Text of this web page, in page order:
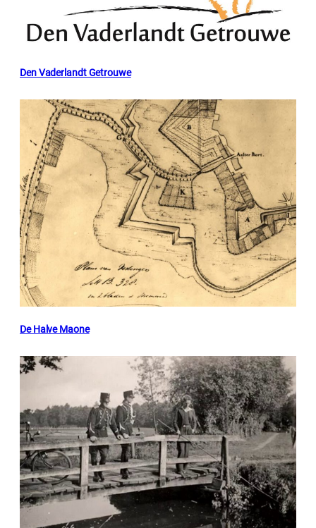
Den Vaderlandt Getrouwe
De Halve Maone